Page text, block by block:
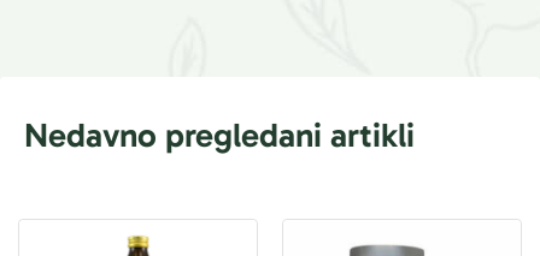
Nedavno pregledani artikli